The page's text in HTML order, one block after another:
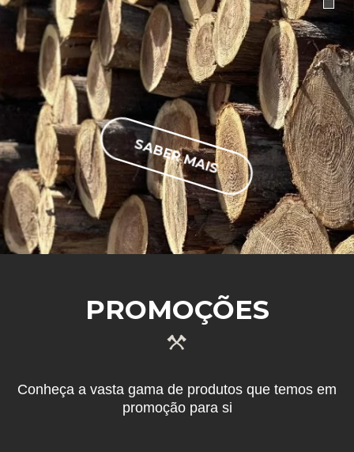
SABER MAIS
PROMOÇÕES
Conheça a vasta gama de produtos que temos em
promoção para si